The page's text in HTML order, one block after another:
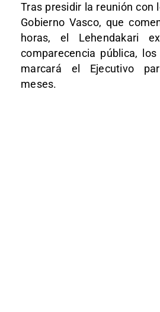
Tras presidir la reunión con
Gobierno Vasco, que
horas, el Lehendakari
comparecencia pública,
marcará el Ejecutivo
meses.